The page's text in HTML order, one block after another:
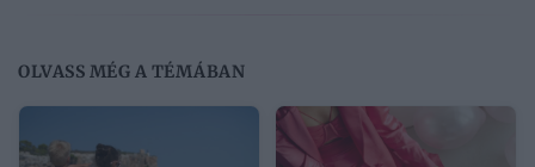
OLVASS MÉG A TÉMÁBAN